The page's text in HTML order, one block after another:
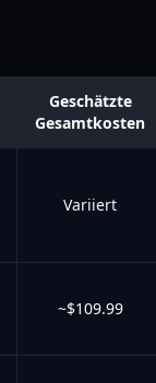
Geschätzte
Gesamtkosten
Variiert
~$109.99